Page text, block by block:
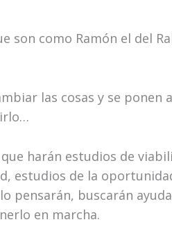
son como Ramón el del
las cosas y se ponen
harán estudios de
estudios de la
pensarán, buscarán
en marcha.